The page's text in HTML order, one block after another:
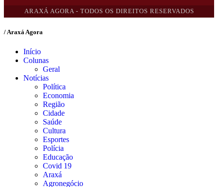
ARAXÁ AGORA - TODOS OS DIREITOS RESERVADOS
/ Araxá Agora
Início
Colunas
Geral
Notícias
Política
Economia
Região
Cidade
Saúde
Cultura
Esportes
Polícia
Educação
Covid 19
Araxá
Agronegócio